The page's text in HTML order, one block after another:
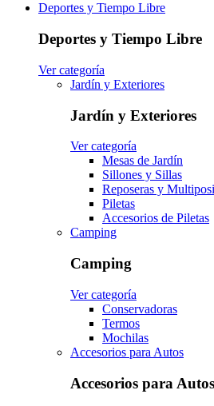
Deportes y Tiempo Libre
Deportes y Tiempo Libre
Ver categoría
Jardín y Exteriores
Jardín y Exteriores
Ver categoría
Mesas de Jardín
Sillones y Sillas
Reposeras y
Piletas
Accesorios de Piletas
Camping
Camping
Ver categoría
Conservadoras
Termos
Mochilas
Accesorios para Autos
Accesorios para Autos